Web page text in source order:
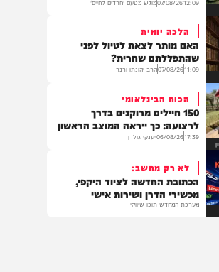
העדות המטלטלת של מפקד
התאג"ד שאתם חייבים לקרוא
12:09
07/08/26מוגש מטעם 'חרדים לחיים'
האם מותר לצאת לטיול לפני
שהתפללתם שחרית?
11:09
07/08/26הרב יהונתן ורנר
הכוח הבינלאומי
150 חיילים מרוקנים בדרך
לרצועה: כך ייראה המוצב הראשון
17:39
06/08/26 יענקי גולדן